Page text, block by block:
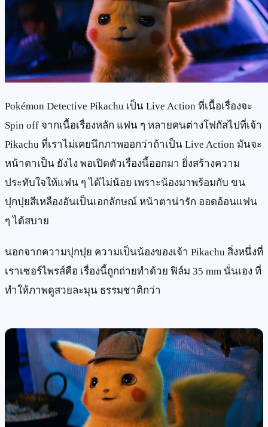
Pokémon Detective Pikachu เป็น Live Action ที่เนื้อเรื่องจะ
Spin off จากเนื้อเรื่องหลัก แฟน ๆ หลายคนต่างโฟกัสไปที่เจ้า
Pikachu ที่เราไม่เคยนึกภาพออกว่าถ้าเป็น Live Action มันจะ
หน้าตาเป็น ยังไง พอเปิดตัวเรื่องนี้ออกมา ยิ่งสร้างความ
ประทับใจให้แฟน ๆ ได้ไม่น้อย เพราะน้องมาพร้อมกับ ขน
ปุกปุยสีเหลืองอันเป็นเอกลักษณ์ หน้าตาน่ารัก ออดอ้อนแฟน
ๆ ได้สบาย
นอกจากความปุกปุย ความเป็นน้องของเจ้า Pikachu สิ่งหนึ่งที่
เราเซอร์ไพรส์คือ เรื่องนี้ถูกถ่ายทำด้วย ฟิล์ม 35 mm นั่นเอง ที่
ทำให้ภาพดูสวยละมุน ธรรมชาติกว่า